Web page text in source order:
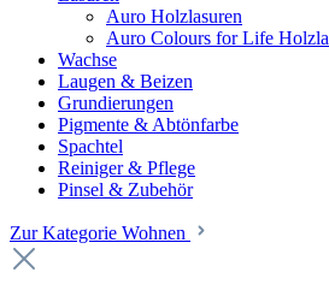
Auro Holzlasuren
Auro Colours for Life
Wachse
Laugen & Beizen
Grundierungen
Pigmente & Abtönfarbe
Spachtel
Reiniger & Pflege
Pinsel & Zubehör
Zur Kategorie Wohnen